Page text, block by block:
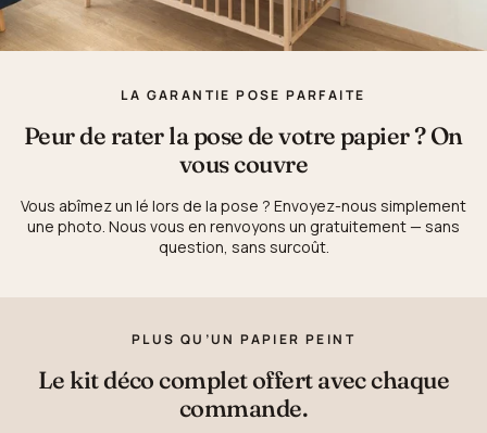
LA GARANTIE POSE PARFAITE
Peur de rater la pose de votre papier ? On
vous couvre
Vous abîmez un lé lors de la pose ? Envoyez-nous simplement
une photo. Nous vous en renvoyons un gratuitement — sans
question, sans surcoût.
PLUS QU’UN PAPIER PEINT
Le kit déco complet offert avec chaque
commande.